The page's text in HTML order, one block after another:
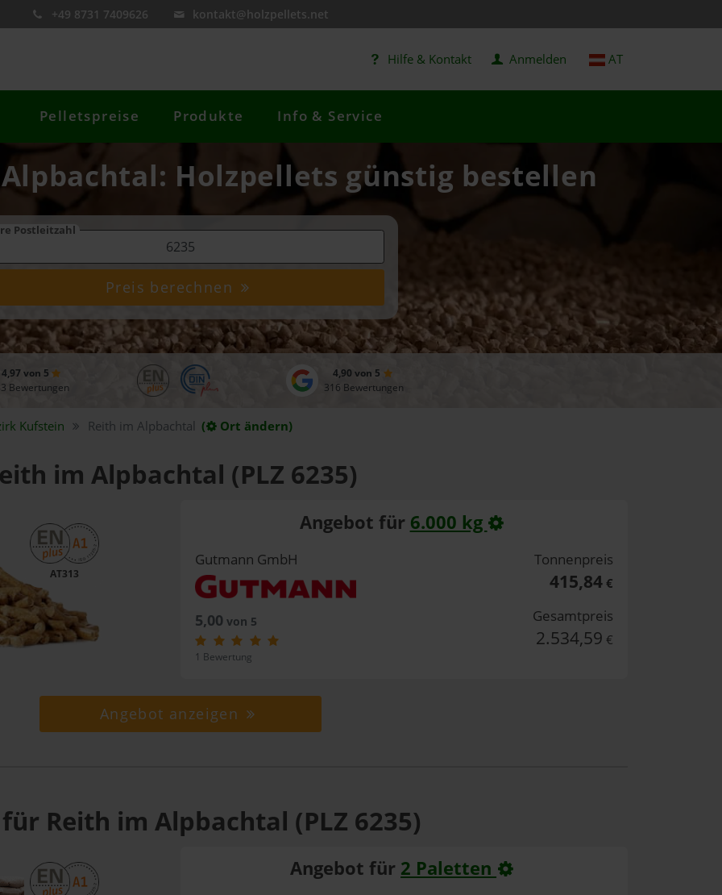
+49 8731 7409626 kontakt@holzpellets.net
Hilfe & Kontakt Anmelden AT
Pelletspreise Produkte Info & Service
Holzpellets günstig bestellen
Postleitzahl
Preis berechnen
4,97 von 5
Bewertungen
4,90 von 5
316 Bewertungen
Kufstein Reith im Alpbachtal ( Ort ändern)
im Alpbachtal (PLZ 6235)
AT313
Angebot für 6.000 kg
Gutmann GmbH
5,00 von 5
1 Bewertung
Tonnenpreis
415,84€
Gesamtpreis
2.534,59 €
Angebot anzeigen
Reith im Alpbachtal (PLZ 6235)
Angebot für 2 Paletten